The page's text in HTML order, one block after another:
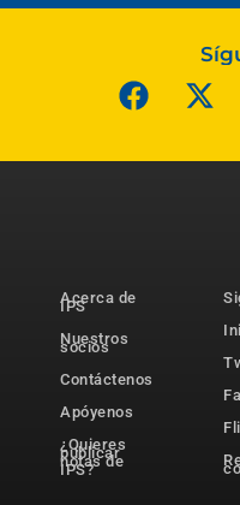
Acerca de
IPS
Nuestros
socios
Contáctenos
Apóyenos
¿Quieres
publicar
notas de
IPS?